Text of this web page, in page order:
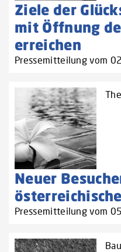
Ziele der
mit Öffnung
erreichen
Pressemitteilung vom
Neuer
Pressemitteilung vom